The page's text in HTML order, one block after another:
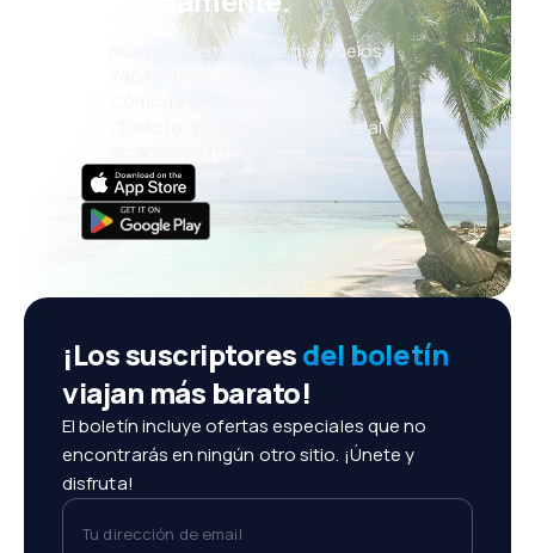
Nuevas ofertas cada día: vuelos,
vacaciones, escapadas
Cómoda gestión de reservas
¡Todo lo que importa, siempre al
¡Los suscriptoresdel boletín
viajan más barato!
El boletín incluye ofertas especiales que no
encontrarás en ningún otro sitio. ¡Únete y
disfruta!
Tu dirección de email